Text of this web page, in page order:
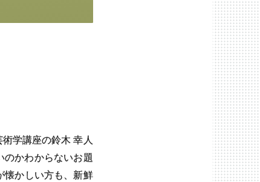
学講座の鈴木 幸人
のかわからないお題
懐かしい方も、新鮮